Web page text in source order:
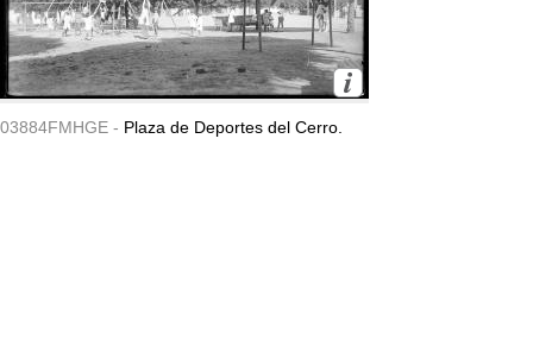
03884FMHGE - Plaza de Deportes del Cerro.